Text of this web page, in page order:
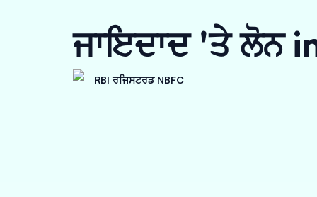
ਜਾਇਦਾਦ 'ਤੇ ਲੋਨ
RBI ਰਜਿਸਟਰਡ NBFC